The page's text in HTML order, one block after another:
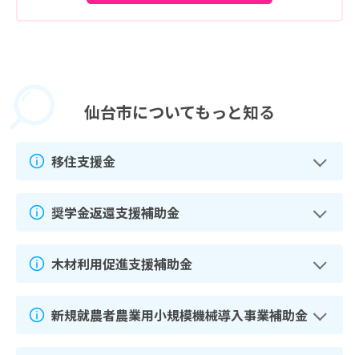
仙台市についてもっと知る
移住支援金
奨学金返還支援補助金
木材利用促進支援補助金
新規就農者農業用小規模機械導入事業補助金